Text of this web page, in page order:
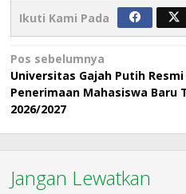
Ikuti Kami Pada
Navigasi
pos
Pos sebelumnya
Universitas Gajah Putih Resmi
Penerimaan Mahasiswa Baru
2026/2027
Jangan Lewatkan